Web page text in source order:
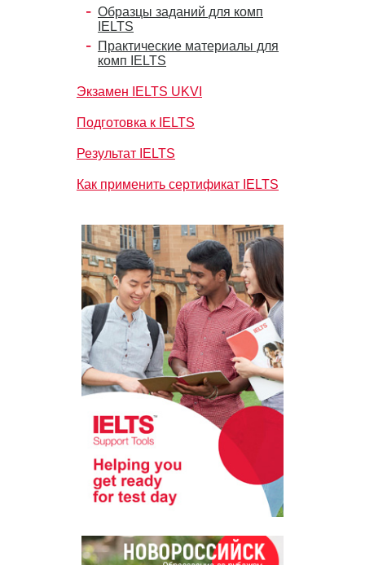
Образцы заданий для комп
IELTS
Практические материалы для
комп IELTS
Экзамен IELTS UKVI
Подготовка к IELTS
Результат IELTS
Как применить сертификат IELTS